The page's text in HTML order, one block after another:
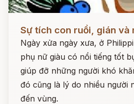
Sự tích con ruồi, gián và
Ngày xửa ngày xưa, ở
phụ nữ giàu có nổi tiếng tốt
giúp đỡ những người khó
đó cũng là lý do nhiều người
đến vùng.